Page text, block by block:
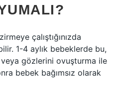
çalıştığınızda
1-4 aylık bebeklerde bu,
gözlerini ovuşturma ile
bebek bağımsız olarak